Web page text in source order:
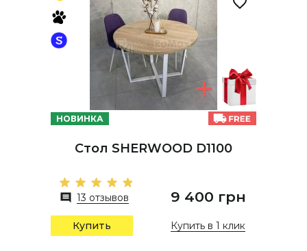
НОВИНКА
Стол SHERWOOD D1100
13 отзывов 9 400 грн
Купить Купить в 1 клик